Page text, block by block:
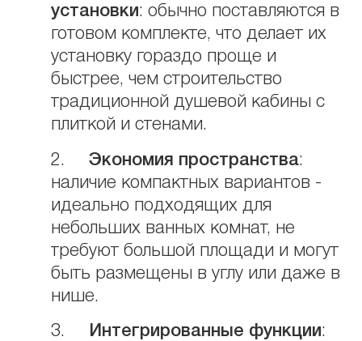
установки: обычно поставляются в
готовом комплекте, что делает их
установку гораздо проще и
быстрее, чем строительство
традиционной душевой кабины с
плиткой и стенами.
2. Экономия пространства:
наличие компактных вариантов -
идеально подходящих для
небольших ванных комнат, не
требуют большой площади и могут
быть размещены в углу или даже в
нише.
3. Интегрированные функции: